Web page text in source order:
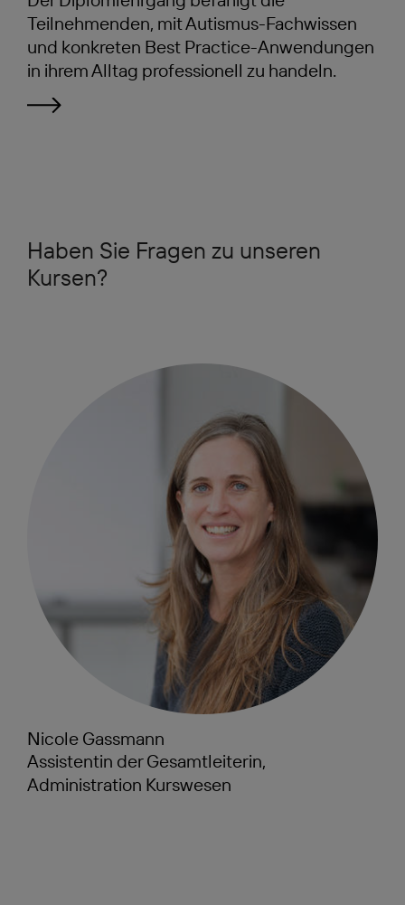
Teilnehmenden, mit Autismus-Fachwissen
und konkreten Best Practice-Anwendungen
in ihrem Alltag professionell zu handeln.
Haben Sie Fragen zu unseren
Kursen?
Nicole Gassmann
Assistentin der Gesamtleiterin,
Administration Kurswesen